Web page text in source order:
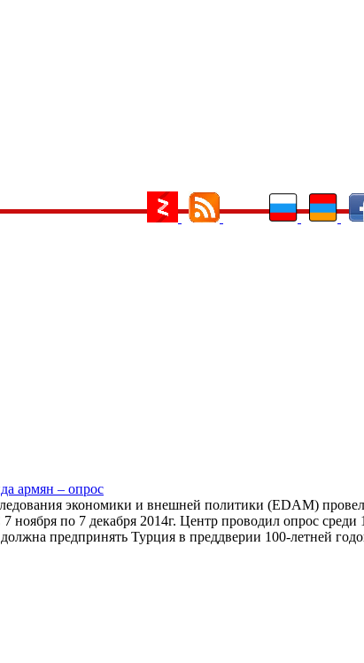
армян – опрос
экономики и внешней политики (EDAM)
по 7 декабря 2014г. Центр проводил опрос среди
предпринять Турция в преддверии 100-летней